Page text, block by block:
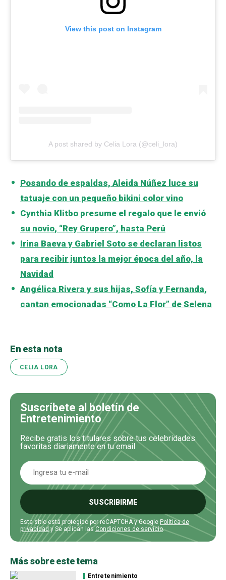
View this post on Instagram
A post shared by Celia Lora (@celi_lora)
Posando de espaldas, Aleida Núñez luce su
tatuaje con un pequeño bikini color vino
Cynthia Klitbo presume el regalo que le envió
su novio, “Rey Grupero”, hasta Perú
Irina Baeva y Gabriel Soto se declaran listos
para recibir juntos la mejor época del año, la
Navidad
Angélica Rivera y sus hijas, Sofía y Fernanda,
cantan emocionadas “Como La Flor” de Selena
En esta nota
CELIA LORA
Suscríbete al boletín de
Entretenimiento
Recibe gratis los titulares sobre tus celebridades
favoritas diariamente en tu email
SUSCRIBIRME
Este sitio está protegido por reCAPTCHA y Google Política de
privacidad y Se aplican lasCondiciones de servicio.
Más sobre este tema
Entretenimiento